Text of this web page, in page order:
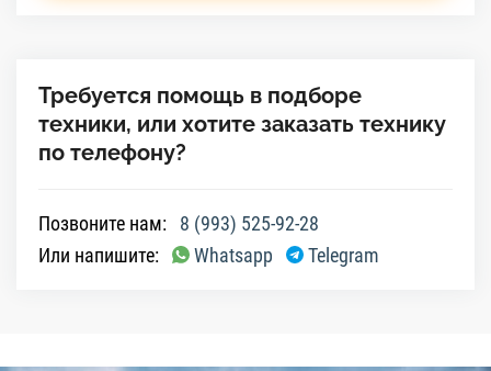
Требуется помощь в подборе
техники, или хотите заказать технику
по телефону?
Позвоните нам:
8 (993) 525-92-28
Или напишите:
Whatsapp Telegram